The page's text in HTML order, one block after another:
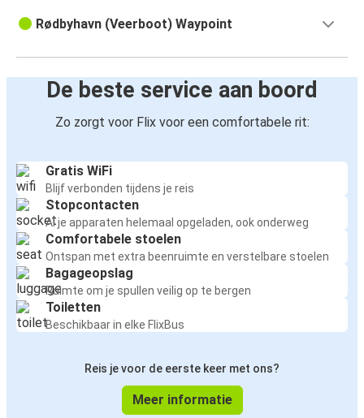
Rødbyhavn (Veerboot) Waypoint
De beste service aan boord
Zo zorgt voor Flix voor een comfortabele rit:
Gratis WiFi
Blijf verbonden tijdens je reis
Stopcontacten
Al je apparaten helemaal opgeladen, ook onderweg
Comfortabele stoelen
Ontspan met extra beenruimte en verstelbare stoelen
Bagageopslag
Ruimte om je spullen veilig op te bergen
Toiletten
Beschikbaar in elke FlixBus
Reis je voor de eerste keer met ons?
Meer informatie